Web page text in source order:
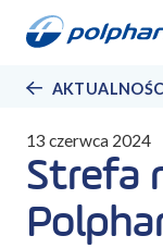
13 czerwca 2024
Strefa